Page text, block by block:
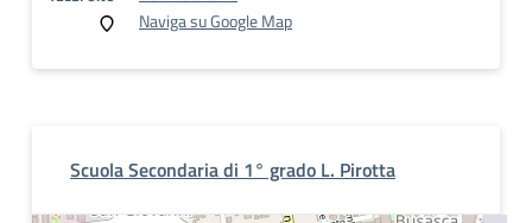
Naviga su Google Map
Scuola Secondaria di 1° grado L. Pirotta